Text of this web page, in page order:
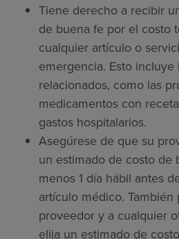
Tiene derecho a recibir
de buena fe por el costo
cualquier artículo o
emergencia. Esto incluye
relacionados, como las
medicamentos con
gastos hospitalarios.
Asegúrese de que su
un estimado de costo de
menos 1 día hábil antes
artículo médico.
proveedor y a cualquier
elija un estimado de